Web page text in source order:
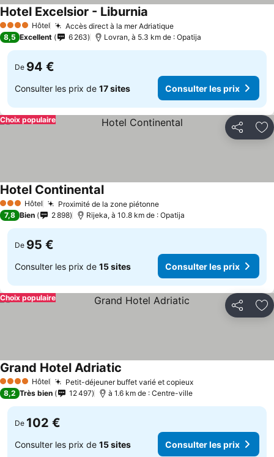
4 Étoiles Hôtel Accès direct à la mer Adriatique
Hotel Excelsior - Liburnia
8,5 Excellent 6 263 Lovran, à 5.3 km de : Opatija
De 94 €
Consulter les prix de 17 sites Consulter les prix
Partager
Choix populaire
3 ÉtoilesHôtel Proximité de la zone piétonne
Hotel Continental
7,8 Bien 2 898 Rijeka, à 10.8 km de : Opatija
De 95 €
Consulter les prix de 15 sites Consulter les prix
Partager
Choix populaire
4 Étoiles Hôtel Petit-déjeuner buffet varié et copieux
Grand Hotel Adriatic
8,2 Très bien 12 497 à 1.6 km de : Centre-ville
De 102 €
Consulter les prix de 15 sites Consulter les prix